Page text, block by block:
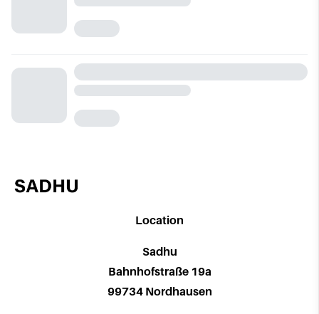
Location
Sadhu
Bahnhofstraße 19a
99734 Nordhausen